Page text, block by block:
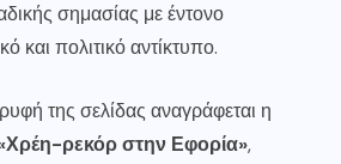
σημασίας με έντονο
και πολιτικό αντίκτυπο.
της σελίδας αναγράφεται η
ρεκόρ στην Εφορία»,